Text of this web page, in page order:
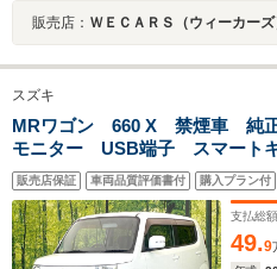
販売店： ＷＥＣＡＲＳ（ウィーカー
スズキ
MRワゴン 660 X 禁煙車 純
モニター USB端子 スマー
シートリフター フォグ ヘッ
シートアンダーボックス 電動
販売店保証 車両品質評価書付 購入プラン付
支払総額
49.9